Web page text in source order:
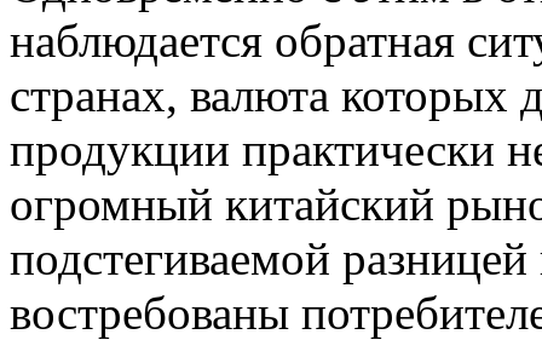
наблюдается обратная
странах, валюта
продукции практически
огромный китайский
подстегиваемой
востребованы